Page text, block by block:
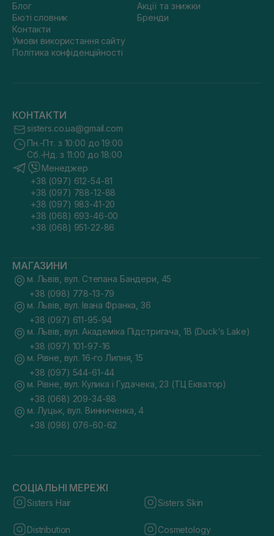
Блог
Бюті словник
Контакти
Умови використання сайту
Політика конфіденційності
Акції та знижки
Бренди
КОНТАКТИ
sisters.co.ua@gmail.com
Пн.-Пт. з 10:00 до 19:00
Сб.-Нд. з 11:00 до 18:00
Менеджер
+38 (097) 612-54-81
+38 (097) 788-12-88
+38 (097) 983-41-20
+38 (068) 693-46-00
+38 (068) 951-22-86
МАГАЗИНИ
м. Львів, вул. Степана Бандери, 45
+38 (098) 778-13-79
м. Львів, вул. Івана Франка, 36
+38 (097) 611-95-94
м. Львів, вул. Академіка Підстригача, 1В (Duck's Lake)
+38 (097) 101-97-16
м. Рівне, вул. 16-го Липня, 15
+38 (097) 544-61-44
м. Рівне, вул. Кулика і Гудачека, 23 (ТЦ Екватор)
+38 (068) 209-34-88
м. Луцьк, вул. Винниченка, 4
+38 (098) 076-60-62
СОЦІАЛЬНІ МЕРЕЖІ
Sisters Hair Sisters Skin
Distribution Cosmetology